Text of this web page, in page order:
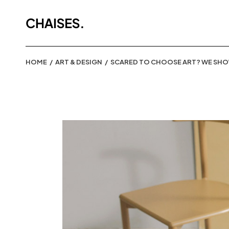
HOME ART & DESIGN SCARED TO CHOOSE ART? WE